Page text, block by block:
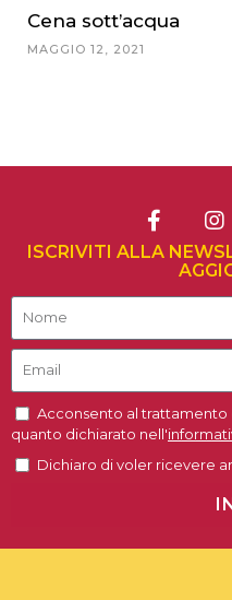
Cena sott’acqua
MAGGIO 12, 2021
ISCRIVITI ALLA
Acconsento al trattamento
quanto dichiarato nell'
Dichiaro di voler ricevere